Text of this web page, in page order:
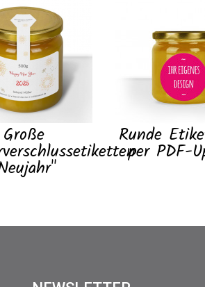
Große Runde
per PDF-